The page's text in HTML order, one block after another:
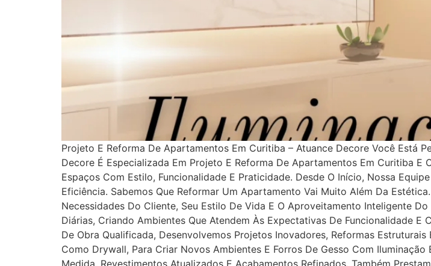
Projeto E Reforma De Apartamentos Em Curitiba – Atuance Decore Você Está
Decore É Especializada Em Projeto E Reforma De Apartamentos Em Curitiba E
Espaços Com Estilo, Funcionalidade E Praticidade. Desde O Início, Nossa
Eficiência. Sabemos Que Reformar Um Apartamento Vai Muito Além Da
Necessidades Do Cliente, Seu Estilo De Vida E O Aproveitamento Inteligente
Diárias, Criando Ambientes Que Atendem Às Expectativas De Funcionalidade
De Obra Qualificada, Desenvolvemos Projetos Inovadores, Reformas
Como Drywall, Para Criar Novos Ambientes E Forros De Gesso Com